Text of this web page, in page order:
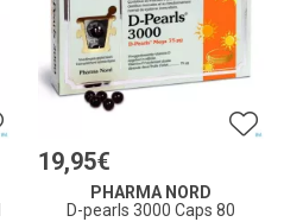
19,95€
PHARMA NORD
D-pearls 3000 Caps 80